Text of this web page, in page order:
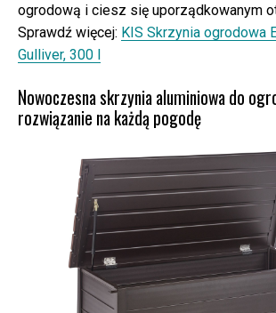
ogrodową i ciesz się uporządkowanym
Sprawdź więcej: KIS Skrzynia ogrodowa
Gulliver, 300 l
Nowoczesna skrzynia aluminiowa do
rozwiązanie na każdą pogodę